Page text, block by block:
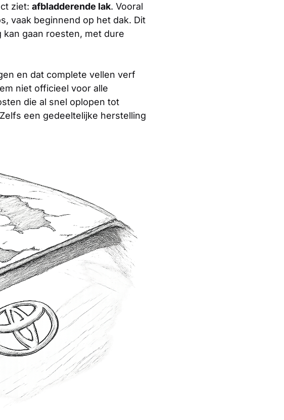
ziet: afbladderende lak. Vooral
vaak beginnend op het dak. Dit
gaan roesten, met dure
en dat complete vellen verf
niet officieel voor alle
die al snel oplopen tot
een gedeeltelijke herstelling